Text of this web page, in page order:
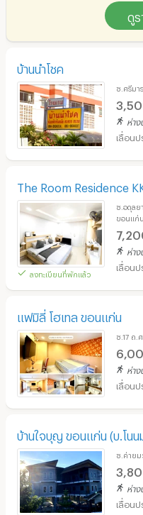
ดูร
บ้านนำโชค
ซ.ศรีมา
ห่า
The Room Residence
ลงทะเบียนที่พักแล้ว
ซ.อดุลย
ขอนแก่น
ห่า
แฟมิลี่ โฮเทล ขอนแก่น
ซ.17 ถ.
ห่า
บ้านใจบุญ ขอนแก่น (บ.โนน
ซ.ค่ายม
ห่า